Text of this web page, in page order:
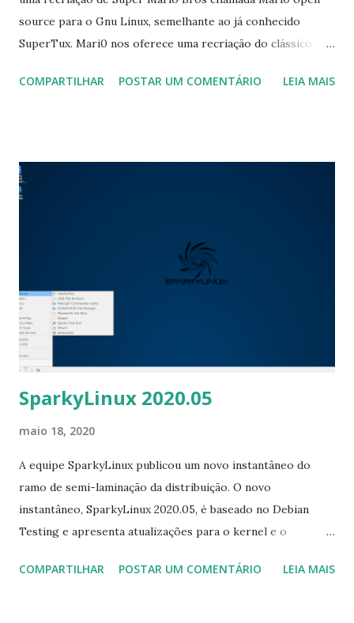
source para o Gnu Linux, semelhante ao já conhecido
SuperTux. Mari0 nos oferece uma recriação do clássico
inspirados em outro jogo popular, neste caso do Steam,
Redmond", que inclui novos inimigos e sprites! ; Origens e
sprites novos e aprimorados; Melhorias em muitos níveis
velocidade para níveis usando um grande número de
ladrilhos de lava; Corrigido um problema que fazia com que
a ponte no mundo da floresta não fosse exibida em certos
casos. Para instalar no Ubuntu, Linux Mint, Elementary OS e
derivados, exectute: $ sudo apt-get install snapd $ sudo
snap install mari0 ...
COMPARTILHAR POSTAR UM COMENTÁRIO LEIA MAIS
SparkyLinux 2020.05
maio 18, 2020
A equipe SparkyLinux publicou um novo instantâneo do
ramo de semi-laminação da distribuição. O novo
instantâneo, SparkyLinux 2020.05, é baseado no Debian
Testing e apresenta atualizações para o kernel e o
2020.05 da linha (semi-) contínua foi lançado. É baseado no
COMPARTILHAR POSTAR UM COMENTÁRIO LEIA MAIS